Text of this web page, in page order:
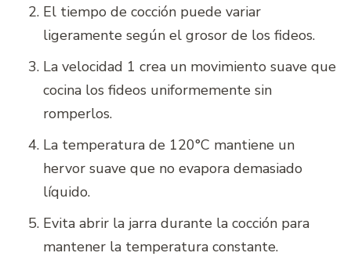
El tiempo de cocción puede variar
ligeramente según el grosor de los fideos.
La velocidad 1 crea un movimiento suave que
cocina los fideos uniformemente sin
romperlos.
La temperatura de 120°C mantiene un
hervor suave que no evapora demasiado
líquido.
Evita abrir la jarra durante la cocción para
mantener la temperatura constante.